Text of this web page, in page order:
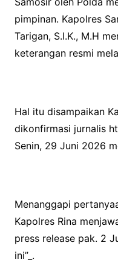
b
o
o
k
t
e
r
s
A
p
p
pimpinan. Kapolres
Tarigan, S.I.K., M.H
keterangan resmi
Hal itu disampaikan
dikonfirmasi jurnalis
Senin, 29 Juni 2026
Menanggapi
Kapolres Rina
press release pak. 2
ini”_.